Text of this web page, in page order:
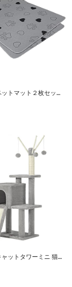
Feandrea ペットマット２枚セット 犬用マットおしっこマットペット用防水シート 犬・猫用 丸洗える 吸水性 滑り止め 抗菌 122×152cm PTD048G01
Feandrea キャットタワーミニ 猫タワー 子猫 3本ポンポン 高さ118ＣＭ PCT143W01